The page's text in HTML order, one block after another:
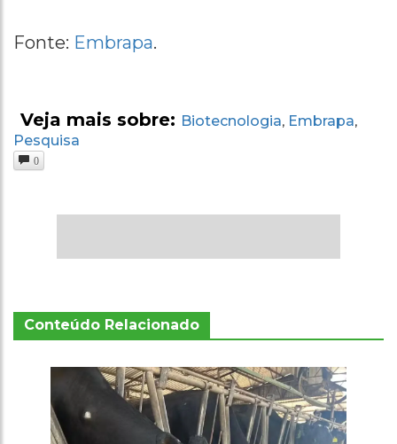
Fonte: Embrapa.
Veja mais sobre: Biotecnologia, Embrapa,
Pesquisa
0
Conteúdo Relacionado